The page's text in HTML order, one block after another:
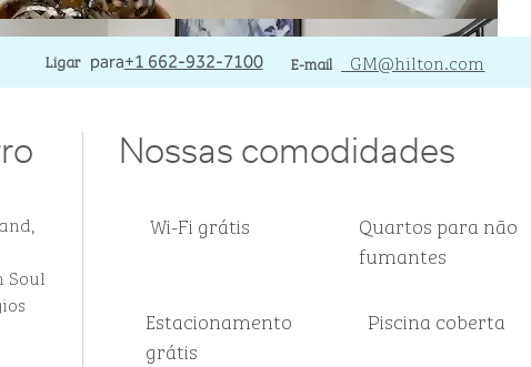
Ligar
Ligue para+1 662-932-7100 E-mail
E-mailOLBGI
_GM@hilton.com
Soul
Nossas comodidades
Wi-Fi grátis
Quartos para não
fumantes
Estacionamento
grátis
Piscina coberta